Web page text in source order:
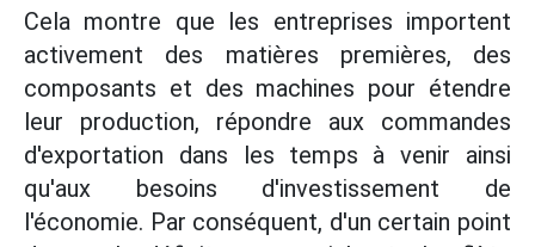
Cela montre que les entreprises importent
activement des matières premières, des
composants et des machines pour étendre
leur production, répondre aux commandes
d'exportation dans les temps à venir ainsi
qu'aux besoins d'investissement de
l'économie. Par conséquent, d'un certain point